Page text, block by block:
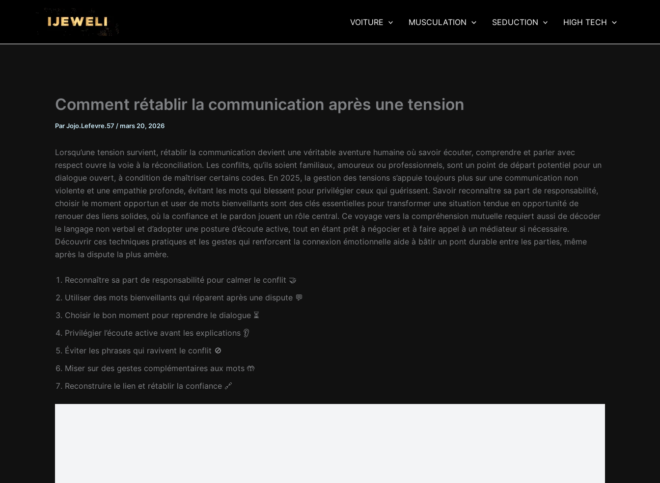
VOITURE MUSCULATION SEDUCTION HIGH TECH
Comment rétablir la communication après une tension
ParJojo.Lefevre.57 /mars 20, 2026
Lorsqu’une tension survient, rétablir la communication devient une véritable aventure humaine où savoir écouter, comprendre et parler avec
respect ouvre la voie à la réconciliation. Les conflits, qu’ils soient familiaux, amoureux ou professionnels, sont un point de départ potentiel pour un
dialogue ouvert, à condition de maîtriser certains codes. En 2025, la gestion des tensions s’appuie toujours plus sur une communication non
violente et une empathie profonde, évitant les mots qui blessent pour privilégier ceux qui guérissent. Savoir reconnaître sa part de responsabilité,
choisir le moment opportun et user de mots bienveillants sont des clés essentielles pour transformer une situation tendue en opportunité de
renouer des liens solides, où la confiance et le pardon jouent un rôle central. Ce voyage vers la compréhension mutuelle requiert aussi de décoder
le langage non verbal et d’adopter une posture d’écoute active, tout en étant prêt à négocier et à faire appel à un médiateur si nécessaire.
Découvrir ces techniques pratiques et les gestes qui renforcent la connexion émotionnelle aide à bâtir un pont durable entre les parties, même
après la dispute la plus amère.
Reconnaître sa part de responsabilité pour calmer le conflit 🤝
Utiliser des mots bienveillants qui réparent après une dispute 💬
Choisir le bon moment pour reprendre le dialogue ⏳
Privilégier l’écoute active avant les explications 👂
Éviter les phrases qui ravivent le conflit 🚫
Miser sur des gestes complémentaires aux mots 🤲
Reconstruire le lien et rétablir la confiance 🔗